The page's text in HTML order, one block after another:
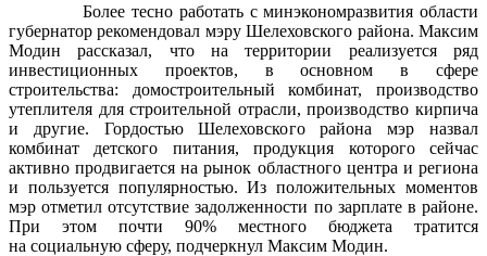
Более тесно работать с минэкономразвития области
губернатор рекомендовал мэру Шелеховского района. Максим
Модин рассказал, что на территории реализуется ряд
инвестиционных проектов, в основном в сфере
строительства: домостроительный комбинат, производство
утеплителя для строительной отрасли, производство кирпича
и другие. Гордостью Шелеховского района мэр назвал
комбинат детского питания, продукция которого сейчас
активно продвигается на рынок областного центра и региона
и пользуется популярностью. Из положительных моментов
мэр отметил отсутствие задолженности по зарплате в районе.
При этом почти 90% местного бюджета тратится
на социальную сферу, подчеркнул Максим Модин.